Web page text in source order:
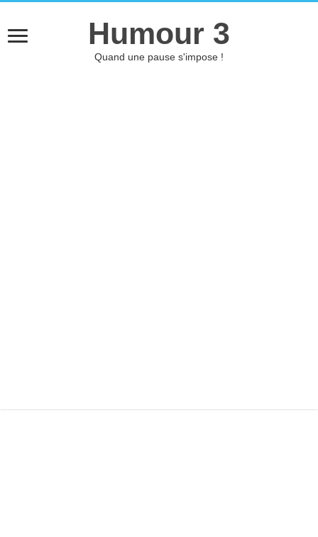
Humour 3
Quand une pause s'impose !